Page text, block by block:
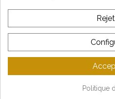
l'acceptez.
A PROPOS DE
SERVICE
Politique